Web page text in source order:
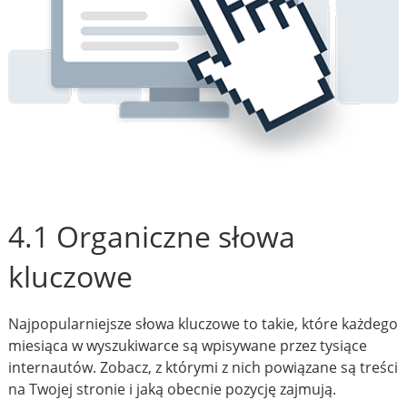
4.1 Organiczne słowa
kluczowe
Najpopularniejsze słowa kluczowe to takie, które każdego
miesiąca w wyszukiwarce są wpisywane przez tysiące
internautów. Zobacz, z którymi z nich powiązane są treści
na Twojej stronie i jaką obecnie pozycję zajmują.